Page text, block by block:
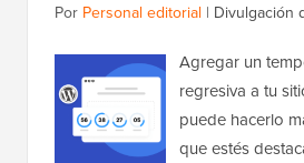
Por Personal editorial | Divulgación
Agregar un
regresiva a tu
puede hacerlo
que estés